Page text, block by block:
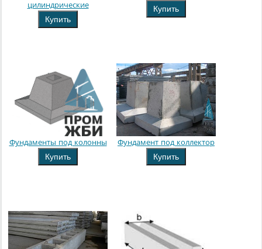
цилиндрические
Купить
Купить
Фундаменты под колонны
Купить
Фундамент под коллектор
Купить